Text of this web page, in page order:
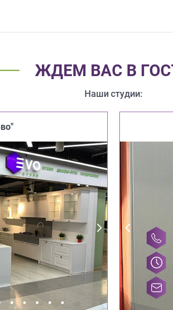
ЖДЕМ ВАС В
Наши студии: